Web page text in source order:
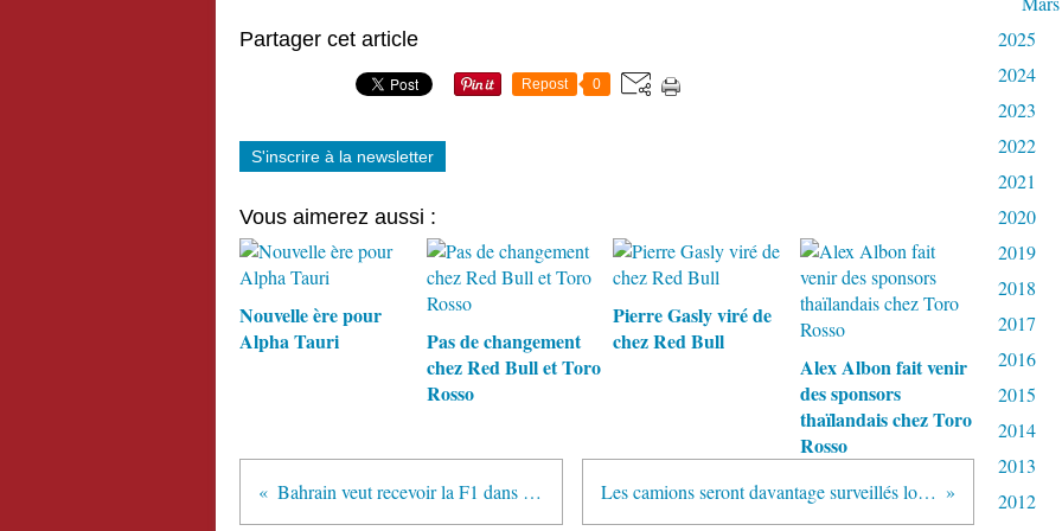
Partager cet article
Repost 0
S'inscrire à la newsletter
Vous aimerez aussi :
Nouvelle ère pour
Alpha Tauri
Pas de changement
chez Red Bull et Toro
Rosso
Pierre Gasly viré de
chez Red Bull
Alex Albon fait venir
des sponsors
thaïlandais chez Toro
Rosso
Bahrain veut recevoir la F1 dans "un futur très proche" Les camions seront davantage surveillés lors des passages de douane
2025
2024
2023
2022
2021
2020
2019
2018
2017
2016
2015
2014
2013
2012